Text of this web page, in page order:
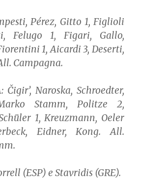
Pérez, Gitto 1, Figlioli
Felugo 1, Figari, Gallo,
1, Aicardi 3, Deserti,
Campagna.
Čigir’, Naroska, Schroedter,
Stamm, Politze 2,
1, Kreuzmann, Oeler
Eidner, Kong. All.
(ESP) e Stavridis (GRE).